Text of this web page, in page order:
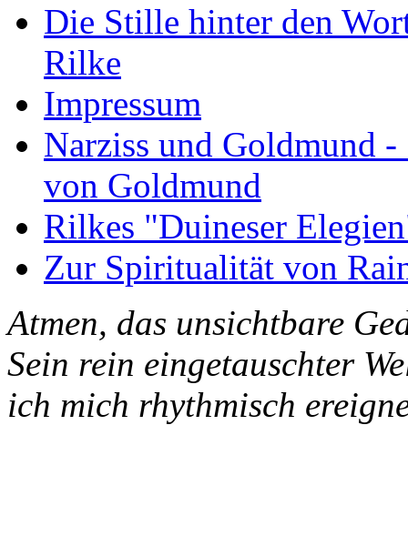
Die Stille hinter den
Rilke
Impressum
Narziss und Goldmund
von Goldmund
Rilkes "Duineser
Zur Spiritualität von
Atmen, das unsichtbare
Sein rein eingetauschter
ich mich rhythmisch